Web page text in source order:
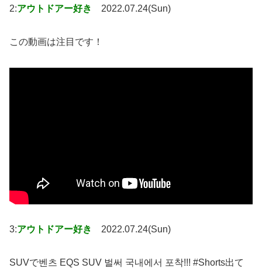
2:アウトドアー好き 2022.07.24(Sun)
この動画は注目です！
3:アウトドアー好き 2022.07.24(Sun)
SUVで벤츠 EQS SUV 벌써 국내에서 포착!!! #Shorts出て